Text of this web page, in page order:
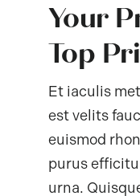
Your
Top
Et iaculis
est velits
euismod
purus
urna.